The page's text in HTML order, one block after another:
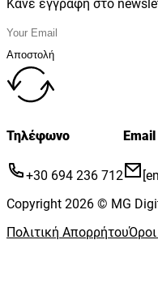
Κάνε εγγραφή στο
Αποστολή
Τηλέφωνο
+30 694 236 712
Email
Copyright 2026 © MG
Πολιτική Απορρήτου